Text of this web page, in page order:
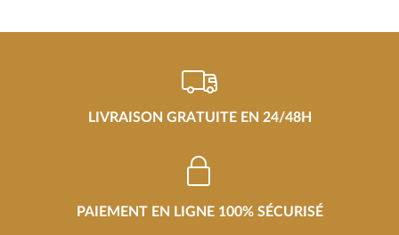
LIVRAISON GRATUITE EN 24/48H
PAIEMENT EN LIGNE 100% SÉCURISÉ